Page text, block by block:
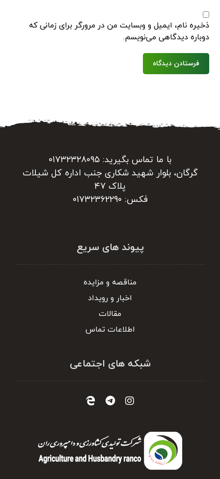
ذخیره نام، ایمیل و وبسایت من در مرورگر برای زمانی که
دوباره دیدگاهی می‌نویسم.
فرستادن دیدگاه
با ما تماس بگیرید: ۰۱۷۳۲۳۲۸۰۹۵
گرگان، بلوار شهید شکاری جنب اداره کل شیلات
پلاک ۴۷
فکس: ۰۱۷۳۲۳۶۲۲۹۰
پیوند های سریع
مناقصه و مزایده
اخبار و رویداد
مقالات
اطلاعات تماس
شبکه های اجتماعی